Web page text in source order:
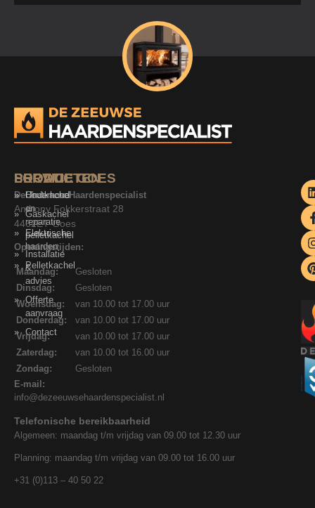
SERVICE
Onderhoud
en
reparatie
pelletkachel
Installatie
&
advies
Offerte
aanvraag
Contact
PRODUCTEN
Houtkachel
Gaskachel
Elektrische
haarden
Pelletkachel
LOCATIE GOES
De Zeeuwse Haardenspecialist
Anthony Fokkerstraat 28
4462ET Goes
Openingstijden:
Maandag:
Gesloten
Dinsdag:
Gesloten
Woensdag:
van 10.00 tot 17.00 uur
Donderdag:
van 10.00 tot 17.00 uur
Vrijdag:
van 10.00 tot 17.00 uur
Zaterdag:
van 10.00 tot 16.00 uur
Zondag:
Gesloten
E-mail:
info@dezeeuwsehaardenspecialist.nl
Telefonische bereikbaarheid
Algemeen: maandag t/m vrijdag van 09.00 tot 12.30 uur
Planning: maandag t/m vrijdag van 09.00 tot 16.00 uur
+31 (0)113 – 40 50 22